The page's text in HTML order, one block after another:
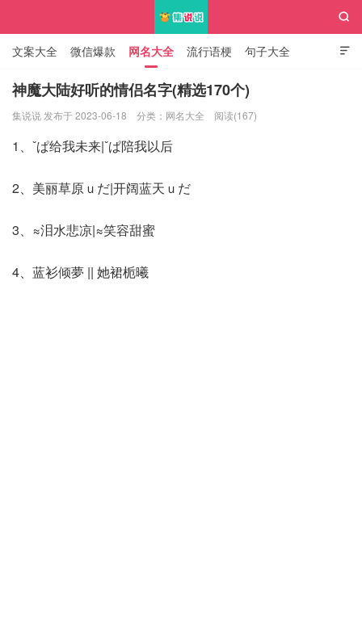

文案大全 微信爆款 网名大全 流行语梗 句子大全
知识大全

神魔大陆好听的情侣名字(精选170个)
集说说 发布于 2023-06-18 分类： 网名大全 阅读(167)
1、ˇぱ给我未来|ˇぱ陪我以后
2、美丽草原ｕだ|开阔蓝天ｕだ
3、≈泪水悲凉|≈笑容甜蜜
4、蓝衫倾夢 || 她裙栀曦